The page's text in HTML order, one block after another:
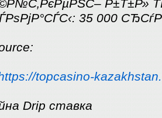
Р±Т±Р»
35 000
topcasino-
Drip ставка